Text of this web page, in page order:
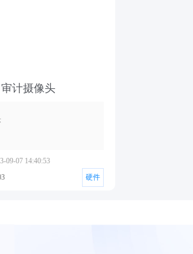
审计摄像头
09-07 14:40:53
硬件